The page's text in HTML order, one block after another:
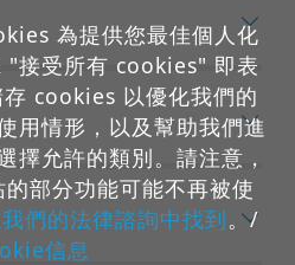
為提供您最佳個人化
"接受所有 cookies" 即表
cookies 以優化我們的
用情形，以及幫助我們進
擇允許的類別。請注意，
部分功能可能不再被使
們的法律諮詢中找到。/
信息